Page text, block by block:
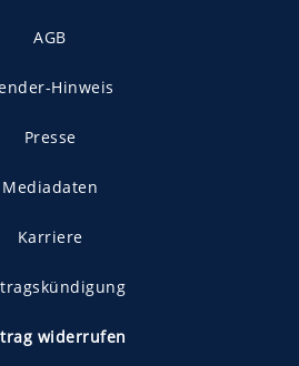
AGB
Hinweis
Presse
Mediadaten
Karriere
widerrufen